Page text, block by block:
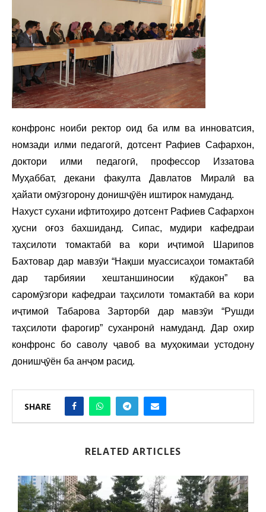
конфронс ноиби ректор оид ба илм ва инноватсия,
номзади илми педагогӣ, дотсент Рафиев Сафархон,
доктори илми педагогӣ, профессор Иззатова
Муҳаббат, декани факулта Давлатов Миралӣ ва
ҳайати омӯзгорону донишҷӯён иштирок намуданд.
Нахуст сухани ифтитоҳиро дотсент Рафиев Сафархон
ҳусни оғоз бахшиданд. Сипас, мудири кафедраи
таҳсилоти томактабӣ ва кори иҷтимоӣ Шарипов
Бахтовар дар мавзӯи “Нақши муассисаҳои томактабӣ
дар тарбияии хештаншиносии кӯдакон” ва
саромӯзгори кафедраи таҳсилоти томактабӣ ва кори
иҷтимоӣ Табарова Зарторбӣ дар мавзӯи “Рушди
таҳсилоти фарогир” суханронӣ намуданд. Дар охир
конфронс бо саволу ҷавоб ва муҳокимаи устодону
донишҷӯён ба анҷом расид.
SHARE
RELATED ARTICLES